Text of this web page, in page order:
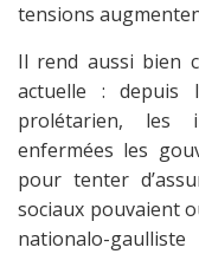
tensions
Il rend aussi bien
actuelle : depuis
prolétarien, les
enfermées les
pour tenter
sociaux pouvaient
nationalo-